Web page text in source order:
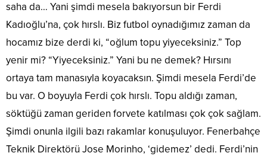
saha da… Yani şimdi mesela bakıyorsun bir Ferdi
Kadıoğlu’na, çok hırslı. Biz futbol oynadığımız zaman da
hocamız bize derdi ki, “oğlum topu yiyeceksiniz.” Top
yenir mi? “Yiyeceksiniz.” Yani bu ne demek? Hırsını
ortaya tam manasıyla koyacaksın. Şimdi mesela Ferdi’de
bu var. O boyuyla Ferdi çok hırslı. Topu aldığı zaman,
söktüğü zaman geriden forvete katılması çok çok sağlam.
Şimdi onunla ilgili bazı rakamlar konuşuluyor. Fenerbahçe
Teknik Direktörü Jose Morinho, ‘gidemez’ dedi. Ferdi’nin